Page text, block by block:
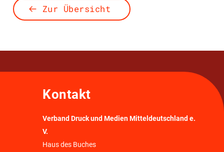
Zur Übersicht
Kontakt
Verband Druck und Medien Mitteldeutschland e.
V.
Haus des Buches